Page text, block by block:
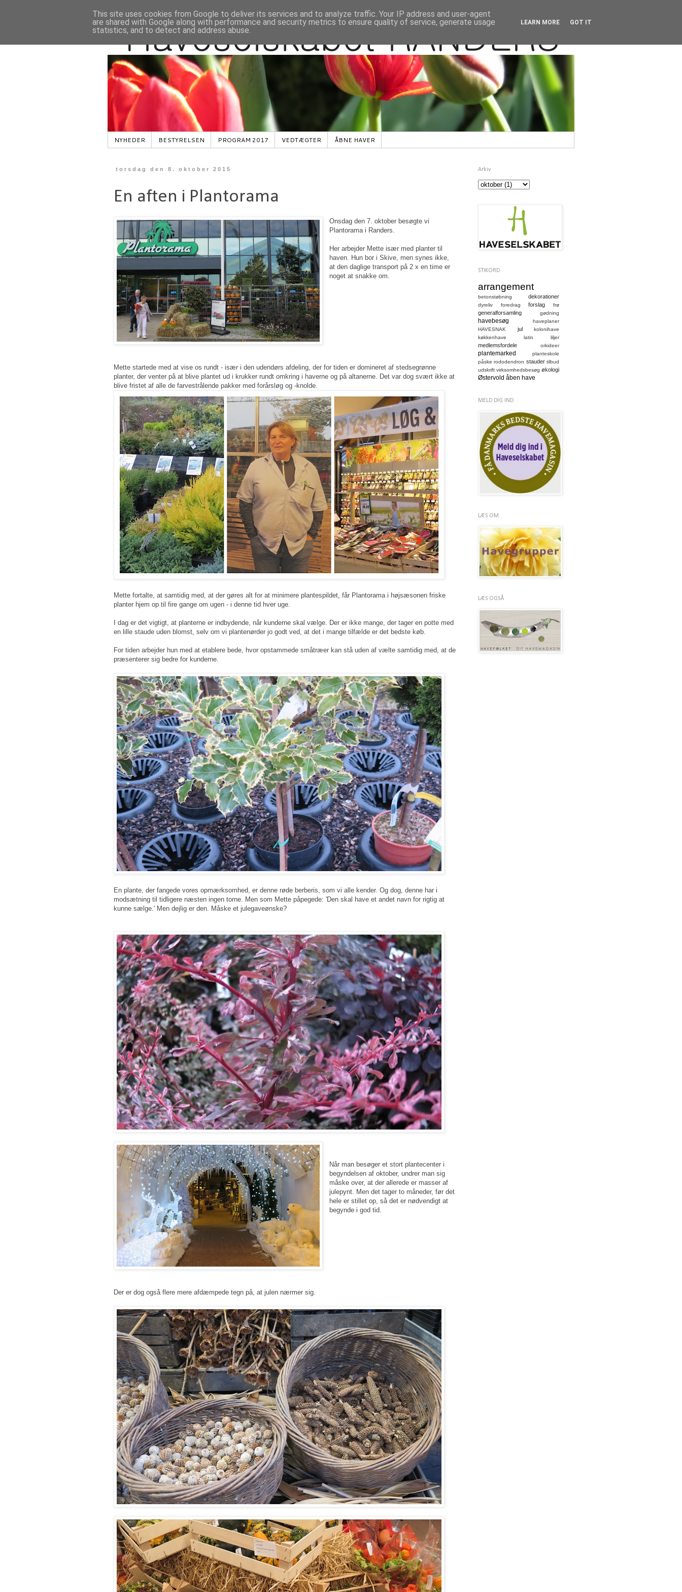
NYHEDER BESTYRELSEN PROGRAM 2017 VEDTÆGTER ÅBNE HAVER
torsdag den 8. oktober 2015
En aften i Plantorama
Onsdag den 7. oktober besøgte vi
Plantorama i Randers.
Her arbejder Mette især med planter til
haven. Hun bor i Skive, men synes ikke,
at den daglige transport på 2 x en time er
noget at snakke om.
Mette startede med at vise os rundt - især i den udendørs afdeling, der for tiden er domineret af stedsegrønne
planter, der venter på at blive plantet ud i krukker rundt omkring i haverne og på altanerne. Det var dog svært ikke at
blive fristet af alle de farvestrålende pakker med forårsløg og -knolde.
Mette fortalte, at samtidig med, at der gøres alt for at minimere plantespildet, får Plantorama i højsæsonen friske
planter hjem op til fire gange om ugen - i denne tid hver uge.
I dag er det vigtigt, at planterne er indbydende, når kunderne skal vælge. Der er ikke mange, der tager en potte med
en lille staude uden blomst, selv om vi plantenørder jo godt ved, at det i mange tilfælde er det bedste køb.
For tiden arbejder hun med at etablere bede, hvor opstammede småtræer kan stå uden af vælte samtidig med, at de
præsenterer sig bedre for kunderne.
En plante, der fangede vores opmærksomhed, er denne røde berberis, som vi alle kender. Og dog, denne har i
modsætning til tidligere næsten ingen torne. Men som Mette påpegede: 'Den skal have et andet navn for rigtig at
kunne sælge.' Men dejlig er den. Måske et julegaveønske?
Når man besøger et stort plantecenter i
begyndelsen af oktober, undrer man sig
måske over, at der allerede er masser af
julepynt. Men det tager to måneder, før det
hele er stillet op, så det er nødvendigt at
begynde i god tid.
Der er dog også flere mere afdæmpede tegn på, at julen nærmer sig.
Arkiv
STIKORD
arrangement
betonstøbning dekorationer
dyreliv foredrag forslag frø
generalforsamling gødning
havebesøg
haveplaner
HAVESNAK
jul
kolonihave
køkkenhave
latin liljer
medlemsfordele orkideer
plantemarked
planteskole
påske rododendron stauder tilbud
udskrift virksomhedsbesøg økologi
Østervold åben have
MELD DIG IND
LÆS OM
LÆS OGSÅ
This site uses cookies from Google to deliver its services and to analyze traffic. Your IP address and user-agent
are shared with Google along with performance and security metrics to ensure quality of service, generate usage
statistics, and to detect and address abuse.
LEARN MORE GOT IT